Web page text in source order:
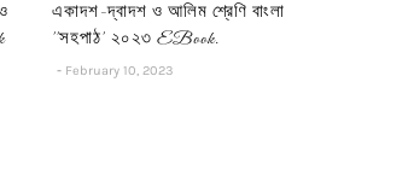
একাদশ-দ্বাদশ ও আলিম শ্রেণি বাংলা
''সহপাঠ' ২০২৩ EBook.
February 10, 2023